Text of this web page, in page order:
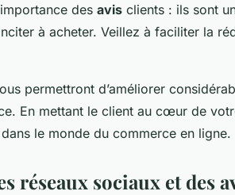
des avis clients : ils sont
à acheter. Veillez à faciliter la
permettront d’améliorer
En mettant le client au cœur de
le monde du commerce en ligne.
réseaux sociaux et des